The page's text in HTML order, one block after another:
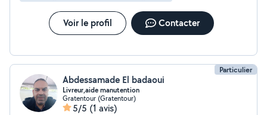
Voir le profil Contacter
Particulier
Abdessamade El badaoui
Livreur,aide manutention
Gratentour (Gratentour)
5/5 (1 avis)